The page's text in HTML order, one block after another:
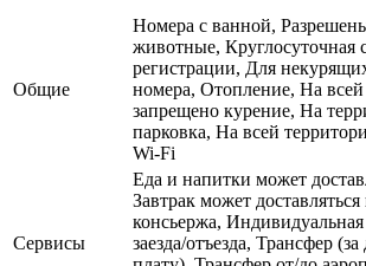
Общие
Номера с ванной,
животные, Круглосуточная
регистрации, Для
номера, Отопление, На всей
запрещено курение, На
парковка, На всей
Wi-Fi
Сервисы
Еда и напитки может
Завтрак может
консьержа, Индивидуальная
заезда/отъезда, Трансфер